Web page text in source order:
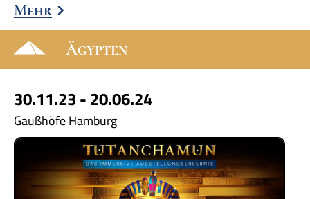
Mehr
Ägypten
30.11.23 - 20.06.24
Gaußhöfe Hamburg